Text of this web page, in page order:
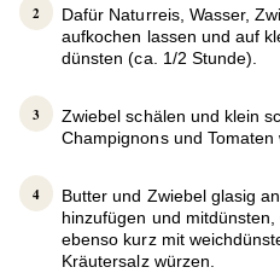
Dafür Naturreis, Wasser,
aufkochen lassen und auf
dünsten (ca. 1/2 Stunde).
Zwiebel schälen und klein
Champignons und
Butter und Zwiebel glasig
hinzufügen und
ebenso kurz mit
Kräutersalz würzen.